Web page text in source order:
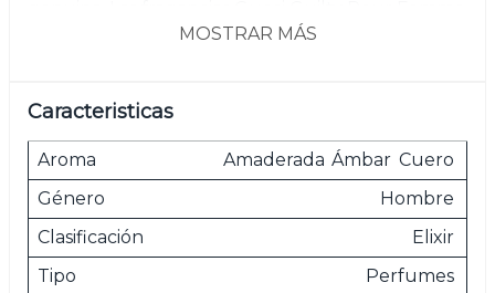
y Pour Homme presentan una oda a la
Una fragancia intensa para una conexión intensa,
una fragancia amaderada, ambarina y de cuero
para hombres. Guilty Elixirs son una declaración
audaz, una extroversión vibrante: aromas
cautivadores y sofisticados que extienden una
invitación amorosa a aceptar quiénes somos y
dejar que nuestro ser auténtico se revele,
mientras celebramos las infinitas expresiones del
amor.
MOSTRAR MÁS
Caracteristicas
Aroma Amaderada Ámbar Cuero
Género
Hombre
Clasificación
Elixir
Tipo
Perfumes